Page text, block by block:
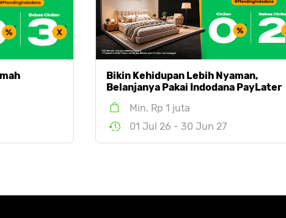
Bikin Kehidupan Lebih Nyaman,
Belanjanya Pakai Indodana PayLater
Min. Rp 1 juta
01 Jul 26 - 30 Jun 27